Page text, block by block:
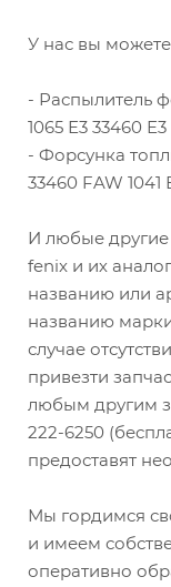
У нас вы можете
- Распылитель
1065 Е3 33460 Е3
- Форсунка
33460 FAW 1041
И любые другие
fenix и их
названию или
названию
случае
привезти
любым другим
222-6250
предоставят
Мы гордимся
и имеем
оперативно